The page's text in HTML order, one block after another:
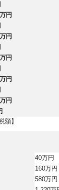
円
円
円
円
円
額】
40万円
160万円
580万円